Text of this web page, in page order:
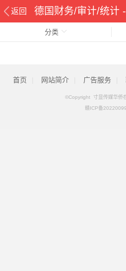
返回 德国财务/审计/统计
分类
首页 网站简介 广告服务
©Copyright 寸显传媒华侨
赣ICP备